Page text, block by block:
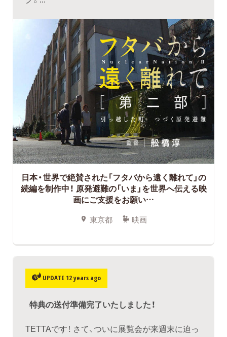
日本・世界で絶賛された「フタバから遠く離れて」の
続編を制作中！ 原発避難の「いま」を世界へ伝える映
画にご支援をお願い…
東京都 映画
UPDATE 12 years ago
特典の送付準備完了いたしました！
TETTAです！ さて、ついに展覧会が来週末に迫っ